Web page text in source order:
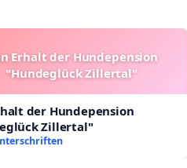
Erhalt der Hundepension
"Hundeglück Zillertal"
der Hundepension
Zillertal"